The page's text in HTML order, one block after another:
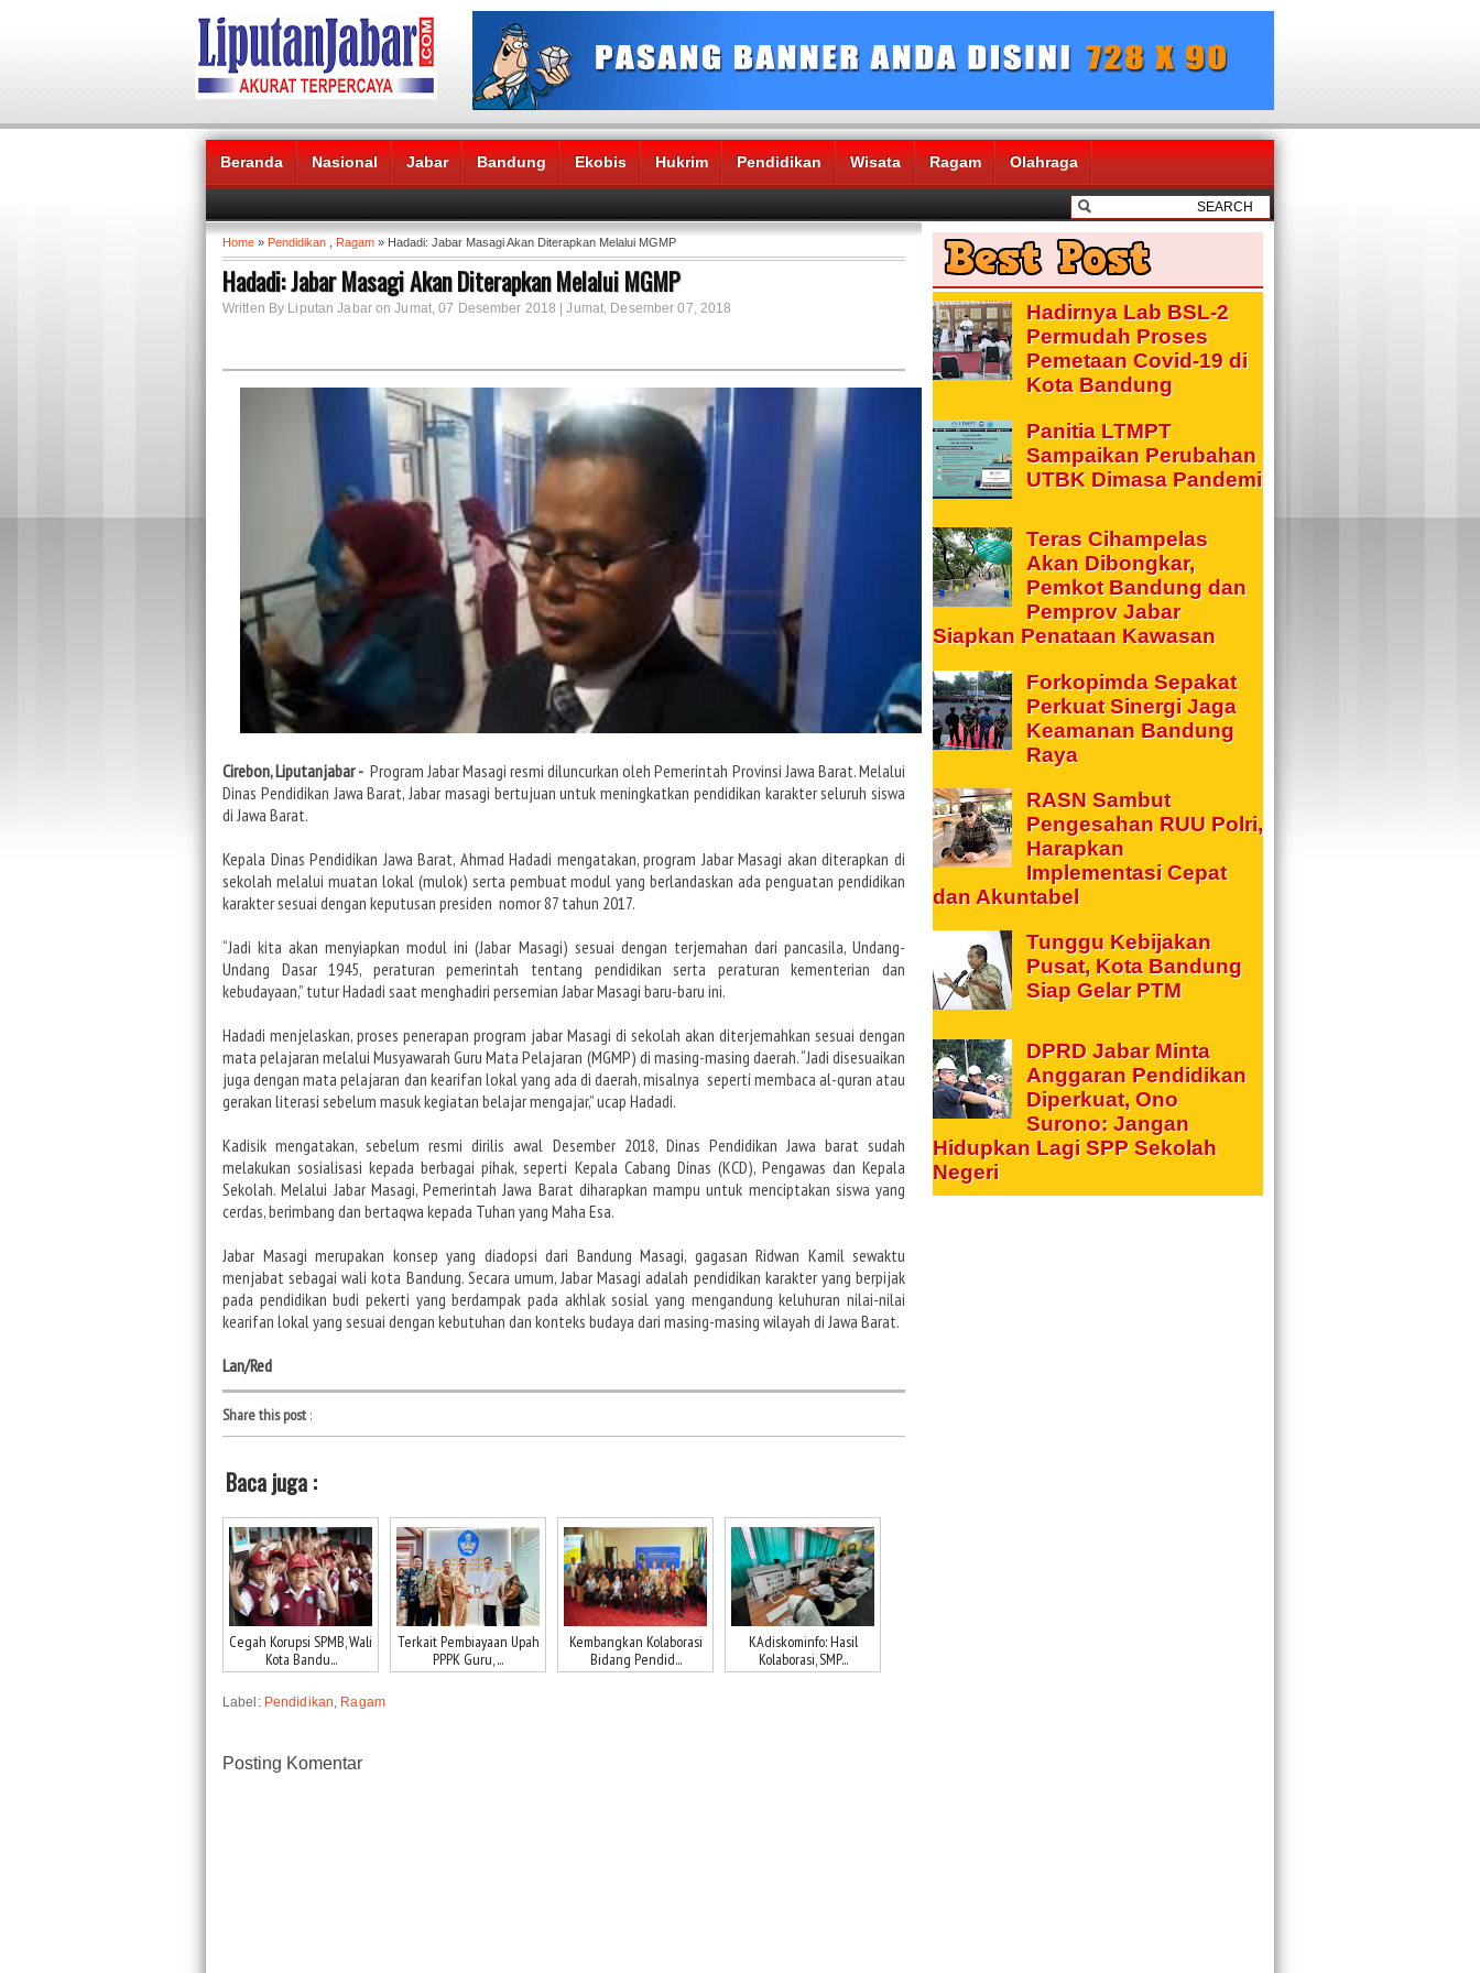
Beranda Nasional Jabar Bandung Ekobis Hukrim Pendidikan Wisata Ragam Olahraga
Headlines News :
Home » Pendidikan Ragam » Hadadi: Jabar Masagi Akan Diterapkan Melalui MGMP
Hadadi: Jabar Masagi Akan Diterapkan Melalui MGMP
Written By Liputan Jabar on Jumat, 07 Desember 2018 | Jumat, Desember 07, 2018
Cirebon, Liputanjabar - Program Jabar Masagi resmi diluncurkan oleh Pemerintah Provinsi Jawa Barat. Melalui
Dinas Pendidikan Jawa Barat, Jabar masagi bertujuan untuk meningkatkan pendidikan karakter seluruh siswa
di Jawa Barat.
Kepala Dinas Pendidikan Jawa Barat, Ahmad Hadadi mengatakan, program Jabar Masagi akan diterapkan di
sekolah melalui muatan lokal (mulok) serta pembuat modul yang berlandaskan ada penguatan pendidikan
karakter sesuai dengan keputusan presiden nomor 87 tahun 2017.
“Jadi kita akan menyiapkan modul ini (Jabar Masagi) sesuai dengan terjemahan dari pancasila, Undang-
Undang Dasar 1945, peraturan pemerintah tentang pendidikan serta peraturan kementerian dan
kebudayaan,” tutur Hadadi saat menghadiri persemian Jabar Masagi baru-baru ini.
Hadadi menjelaskan, proses penerapan program jabar Masagi di sekolah akan diterjemahkan sesuai dengan
mata pelajaran melalui Musyawarah Guru Mata Pelajaran (MGMP) di masing-masing daerah. “Jadi disesuaikan
juga dengan mata pelajaran dan kearifan lokal yang ada di daerah, misalnya seperti membaca al-quran atau
gerakan literasi sebelum masuk kegiatan belajar mengajar,” ucap Hadadi.
Kadisik mengatakan, sebelum resmi dirilis awal Desember 2018, Dinas Pendidikan Jawa barat sudah
melakukan sosialisasi kepada berbagai pihak, seperti Kepala Cabang Dinas (KCD), Pengawas dan Kepala
Sekolah. Melalui Jabar Masagi, Pemerintah Jawa Barat diharapkan mampu untuk menciptakan siswa yang
cerdas, berimbang dan bertaqwa kepada Tuhan yang Maha Esa.
Jabar Masagi merupakan konsep yang diadopsi dari Bandung Masagi, gagasan Ridwan Kamil sewaktu
menjabat sebagai wali kota Bandung. Secara umum, Jabar Masagi adalah pendidikan karakter yang berpijak
pada pendidikan budi pekerti yang berdampak pada akhlak sosial yang mengandung keluhuran nilai-nilai
kearifan lokal yang sesuai dengan kebutuhan dan konteks budaya dari masing-masing wilayah di Jawa Barat.
Lan/Red
Share this post:
Baca juga :
Cegah Korupsi SPMB, Wali
Kota Bandu...
Terkait Pembiayaan Upah
PPPK Guru, ...
Kembangkan Kolaborasi
Bidang Pendid...
KAdiskominfo: Hasil
Kolaborasi, SMP...
Label: Pendidikan Ragam
Posting Komentar
Hadirnya Lab BSL-2
Permudah Proses
Pemetaan Covid-19 di
Kota Bandung
Panitia LTMPT
Sampaikan Perubahan
UTBK Dimasa Pandemi
Teras Cihampelas
Akan Dibongkar,
Pemkot Bandung dan
Pemprov Jabar
Siapkan Penataan Kawasan
Forkopimda Sepakat
Perkuat Sinergi Jaga
Keamanan Bandung
Raya
RASN Sambut
Pengesahan RUU Polri,
Harapkan
Implementasi Cepat
dan Akuntabel
Tunggu Kebijakan
Pusat, Kota Bandung
Siap Gelar PTM
DPRD Jabar Minta
Anggaran Pendidikan
Diperkuat, Ono
Surono: Jangan
Hidupkan Lagi SPP Sekolah
Negeri